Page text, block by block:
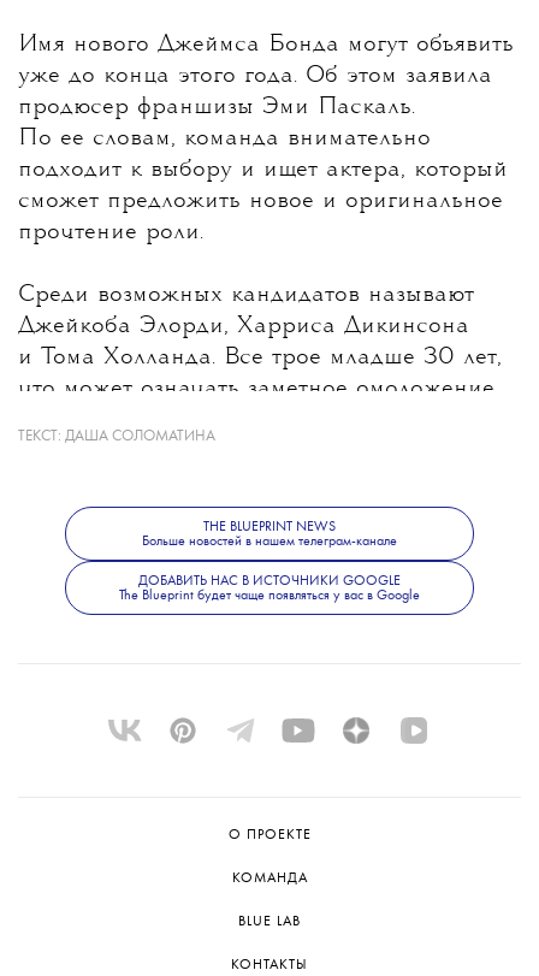
Имя нового Джеймса Бонда могут объявить
уже до конца этого года. Об этом заявила
продюсер франшизы Эми Паскаль.
По ее словам, команда внимательно
подходит к выбору и ищет актера, который
сможет предложить новое и оригинальное
прочтение роли.
Среди возможных кандидатов называют
Джейкоба Элорди, Харриса Дикинсона
и Тома Холланда. Все трое младше 30 лет,
что может означать заметное омоложение
не исключают, что роль получит
неизвестный широкой публике актер.
Режиссером следующего фильма станет
Дени Вильнев.
ТЕКСТ: ДАША СОЛОМАТИНА
THE BLUEPRINT NEWS
Больше новостей в нашем телеграм-канале
ДОБАВИТЬ НАС В ИСТОЧНИКИ GOOGLE
The Blueprint будет чаще появляться у вас в Google
О ПРОЕКТЕ
КОМАНДА
BLUE LAB
КОНТАКТЫ